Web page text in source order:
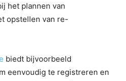
het plannen van
opstellen van re-
biedt bijvoorbeeld
eenvoudig te registreren en